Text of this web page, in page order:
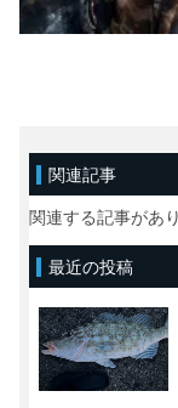
関連記事
関連する記事があ
最近の投稿